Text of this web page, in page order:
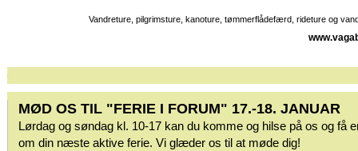
Vandreture, pilgrimsture, kanoture, tømmerflådefærd, rideture og
MØD OS TIL "FERIE I FORUM" 17.-18. JANUAR
Lørdag og søndag kl. 10-17 kan du komme og hilse på os og få
om din næste aktive ferie. Vi glæder os til at møde dig!